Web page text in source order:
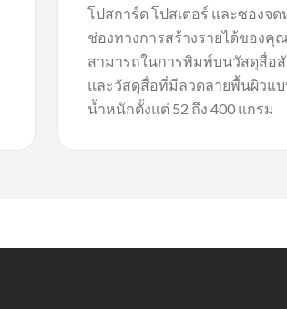
โปสการ์ด โปสเตอร์ และซองจด
ช่องทางการสร้างรายได้ของคุ
สามารถในการพิมพ์บนวัสดุสื่อสั
และวัสดุสื่อที่มีลวดลายพื้นผิวแบ
น้ำหนักตั้งแต่ 52 ถึง 400 แกรม